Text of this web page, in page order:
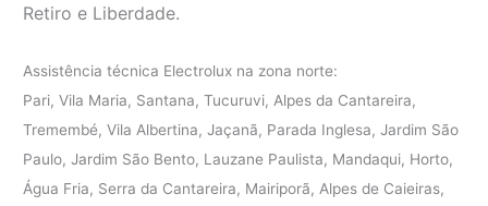
Retiro e Liberdade.
Assistência técnica Electrolux na zona norte:
Pari, Vila Maria, Santana, Tucuruvi, Alpes da Cantareira,
Tremembé, Vila Albertina, Jaçanã, Parada Inglesa, Jardim São
Paulo, Jardim São Bento, Lauzane Paulista, Mandaqui, Horto,
Água Fria, Serra da Cantareira, Mairiporã, Alpes de Caieiras,